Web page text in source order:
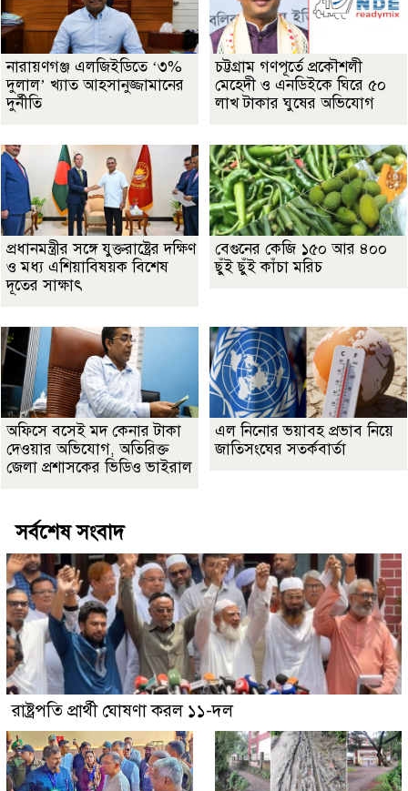
নারায়ণগঞ্জ এলজিইডিতে ‘৩%
দুলাল’ খ্যাত আহসানুজ্জামানের
দুর্নীতি
চট্টগ্রাম গণপূর্তে প্রকৌশলী
মেহেদী ও এনডিইকে ঘিরে ৫০
লাখ টাকার ঘুষের অভিযোগ
প্রধানমন্ত্রীর সঙ্গে যুক্তরাষ্ট্রের দক্ষিণ
ও মধ্য এশিয়াবিষয়ক বিশেষ
দূতের সাক্ষাৎ
বেগুনের কেজি ১৫০ আর ৪০০
ছুঁই ছুঁই কাঁচা মরিচ
অফিসে বসেই মদ কেনার টাকা
দেওয়ার অভিযোগ, অতিরিক্ত
জেলা প্রশাসকের ভিডিও ভাইরাল
এল নিনোর ভয়াবহ প্রভাব নিয়ে
জাতিসংঘের সতর্কবার্তা
সর্বশেষ সংবাদ
রাষ্ট্রপতি প্রার্থী ঘোষণা করল ১১-দল